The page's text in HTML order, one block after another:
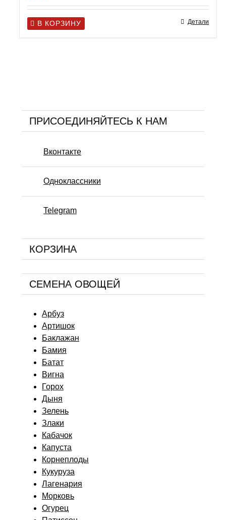
1.00
В КОРЗИНУ Детали
ПРИСОЕДИНЯЙТЕСЬ К НАМ
Вконтакте
Одноклассники
Telegram
КОРЗИНА
СЕМЕНА ОВОЩЕЙ
Арбуз
Артишок
Баклажан
Бамия
Батат
Вигна
Горох
Дыня
Зелень
Злаки
Кабачок
Капуста
Корнеплоды
Кукуруза
Лагенария
Морковь
Огурец